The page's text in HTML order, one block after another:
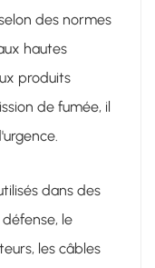
des normes
hautes
produits
de fumée, il
dans des
le
les câbles